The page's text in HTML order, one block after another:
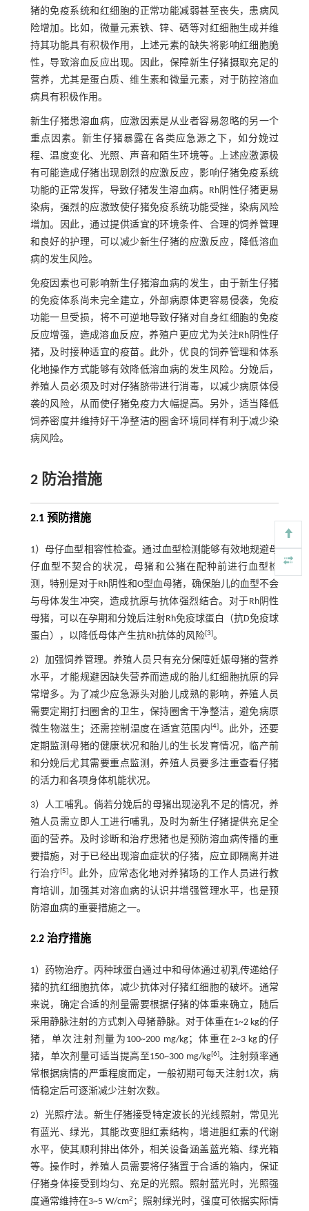
猪的免疫系统和红细胞的正常功能减弱甚至丧失，患病风
险增加。比如，微量元素铁、锌、硒等对红细胞生成并维
持其功能具有积极作用，上述元素的缺失将影响红细胞脆
性，导致溶血反应出现。因此，保障新生仔猪摄取充足的
营养，尤其是蛋白质、维生素和微量元素，对于防控溶血
病具有积极作用。
新生仔猪患溶血病，应激因素是从业者容易忽略的另一个
重点因素。新生仔猪暴露在各类应急源之下，如分娩过
程、温度变化、光照、声音和陌生环境等。上述应激源极
有可能造成仔猪出现剧烈的应激反应，影响仔猪免疫系统
功能的正常发挥，导致仔猪发生溶血病。Rh阴性仔猪更易
染病，强烈的应激致使仔猪免疫系统功能受挫，染病风险
增加。因此，通过提供适宜的环境条件、合理的饲养管理
和良好的护理，可以减少新生仔猪的应激反应，降低溶血
病的发生风险。
免疫因素也可影响新生仔猪溶血病的发生，由于新生仔猪
的免疫体系尚未完全建立，外部病原体更容易侵袭，免疫
功能一旦受损，将不可逆地导致仔猪对自身红细胞的免疫
反应增强，造成溶血反应，养殖户更应尤为关注Rh阴性仔
猪，及时接种适宜的疫苗。此外，优良的饲养管理和体系
化地操作方式能够有效降低溶血病的发生风险。分娩后，
养殖人员必须及时对仔猪脐带进行消毒，以减少病原体侵
袭的风险，从而使仔猪免疫力大幅提高。另外，适当降低
饲养密度并维持好干净整洁的圈舍环境同样有利于减少染
病风险。
2 防治措施
2.1 预防措施
1）母仔血型相容性检查。通过血型检测能够有效地规避母
仔血型不契合的状况，母猪和公猪在配种前进行血型检
测，特别是对于Rh阴性和O型血母猪，确保胎儿的血型不会
与母体发生冲突，造成抗原与抗体强烈结合。对于Rh阴性
母猪，可以在孕期和分娩后注射Rh免疫球蛋白（抗D免疫球
蛋白），以降低母体产生抗Rh抗体的风险[3]。
2）加强饲养管理。养殖人员只有充分保障妊娠母猪的营养
水平，才能规避因缺失营养而造成的胎儿红细胞抗原的异
常增多。为了减少应急源头对胎儿成熟的影响，养殖人员
需要定期打扫圈舍的卫生，保持圈舍干净整洁，避免病原
微生物滋生；还需控制温度在适宜范围内[4]。此外，还要
定期监测母猪的健康状况和胎儿的生长发育情况，临产前
和分娩后尤其需要重点监测，养殖人员要多注重查看仔猪
的活力和各项身体机能状况。
3）人工哺乳。倘若分娩后的母猪出现泌乳不足的情况，养
殖人员需立即人工进行哺乳，及时为新生仔猪提供充足全
面的营养。及时诊断和治疗患猪也是预防溶血病传播的重
要措施，对于已经出现溶血症状的仔猪，应立即隔离并进
行治疗[5]。此外，应常态化地对养猪场的工作人员进行教
育培训，加强其对溶血病的认识并增强管理水平，也是预
防溶血病的重要措施之一。
2.2 治疗措施
1）药物治疗。丙种球蛋白通过中和母体通过初乳传递给仔
猪的抗红细胞抗体，减少抗体对仔猪红细胞的破坏。通常
来说，确定合适的剂量需要根据仔猪的体重来确立，随后
采用静脉注射的方式刺入母猪静脉。对于体重在1~2 kg的仔
猪，单次注射剂量为100~200 mg/kg；体重在2~3 kg的仔
猪，单次剂量可适当提高至150~300 mg/kg[6]。注射频率通
常根据病情的严重程度而定，一般初期可每天注射1次，病
情稳定后可逐渐减少注射次数。
2）光照疗法。新生仔猪接受特定波长的光线照射，常见光
有蓝光、绿光，其能改变胆红素结构，增进胆红素的代谢
水平，使其顺利排出体外，相关设备涵盖蓝光箱、绿光箱
等。操作时，养殖人员需要将仔猪置于合适的箱内，保证
仔猪身体接受到均匀、充足的光照。照射蓝光时，光照强
度通常维持在3~5 W/cm2 ；照射绿光时，强度可依据实际情